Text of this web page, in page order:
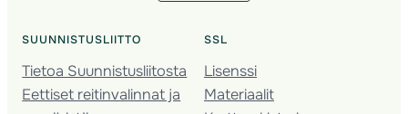
SUUNNISTUSLIITTO
Tietoa Suunnistusliitosta
Eettiset reitinvalinnat ja
SSL
Lisenssi
Materiaalit